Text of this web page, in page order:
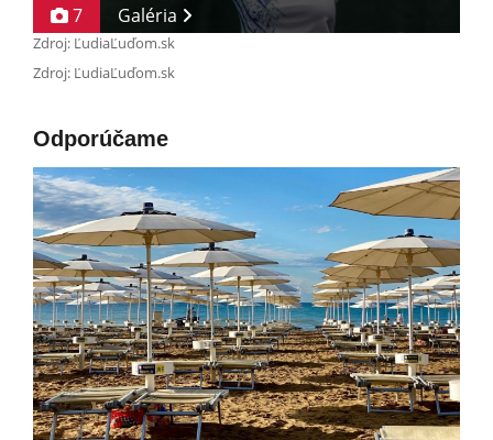
7 Galéria
Zdroj: ĽudiaĽuďom.sk
Zdroj: ĽudiaĽuďom.sk
Odporúčame